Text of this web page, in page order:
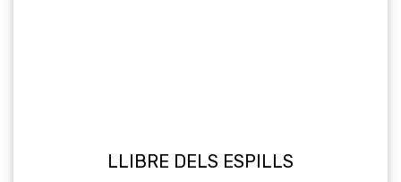
LLIBRE DELS ESPILLS